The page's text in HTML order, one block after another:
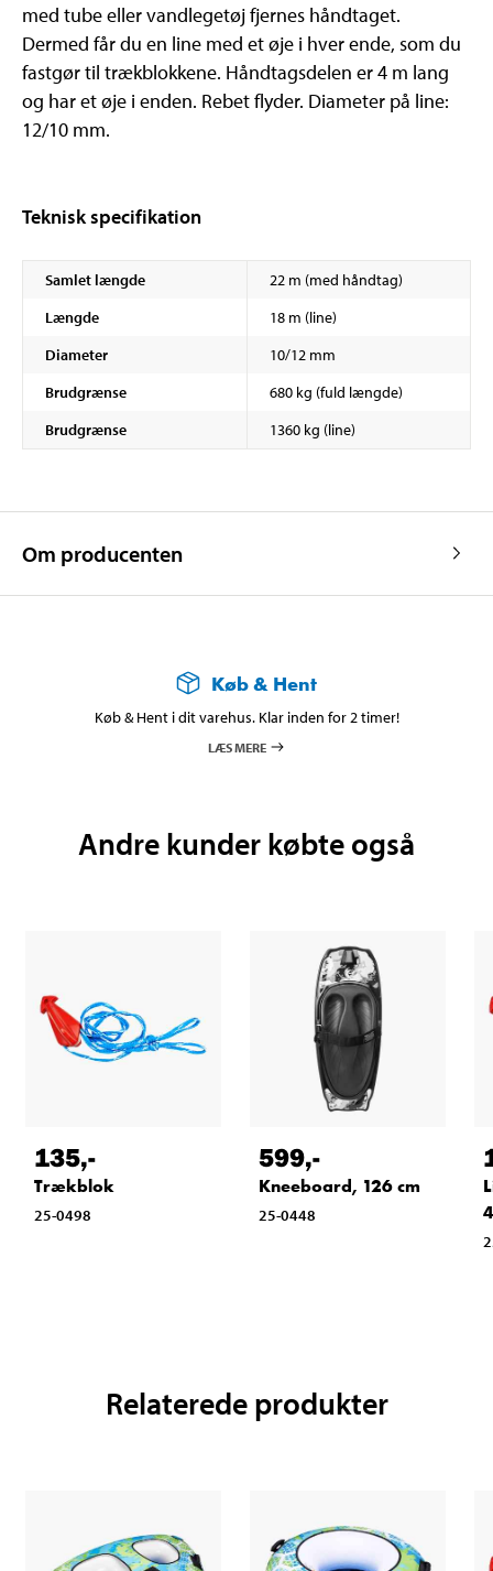
med tube eller vandlegetøj fjernes håndtaget.
Dermed får du en line med et øje i hver ende, som du
fastgør til trækblokkene. Håndtagsdelen er 4 m lang
og har et øje i enden. Rebet flyder. Diameter på line:
12/10 mm.
Teknisk specifikation
Samlet længde
22 m (med håndtag)
Længde
18 m (line)
Diameter
10/12 mm
Brudgrænse
680 kg (fuld længde)
Brudgrænse
1360 kg (line)
Om producenten
Køb & Hent
Køb & Hent i dit varehus. Klar inden for 2 timer!
LÆS MERE
Andre kunder købte også
135,-
Trækblok
25-0498
599,-
Kneeboard, 126 cm
25-0448
Relaterede produkter